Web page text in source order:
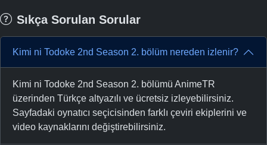
Sıkça Sorulan Sorular
Kimi ni Todoke 2nd Season 2. bölüm nereden izlenir?
Kimi ni Todoke 2nd Season 2. bölümü AnimeTR
üzerinden Türkçe altyazılı ve ücretsiz izleyebilirsiniz.
Sayfadaki oynatıcı seçicisinden farklı çeviri ekiplerini ve
video kaynaklarını değiştirebilirsiniz.